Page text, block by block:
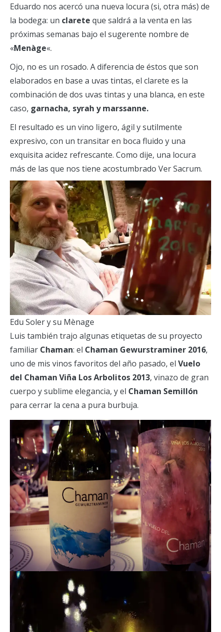
Eduardo nos acercó una nueva locura (si, otra más) de
la bodega: un clarete que saldrá a la venta en las
próximas semanas bajo el sugerente nombre de
«Menàge«.
Ojo, no es un rosado. A diferencia de éstos que son
elaborados en base a uvas tintas, el clarete es la
combinación de dos uvas tintas y una blanca, en este
caso, garnacha, syrah y marssanne.
El resultado es un vino ligero, ágil y sutilmente
expresivo, con un transitar en boca fluido y una
exquisita acidez refrescante. Como dije, una locura
más de las que nos tiene acostumbrado Ver Sacrum.
Edu Soler y su Mènage
Luis también trajo algunas etiquetas de su proyecto
familiar Chaman: el Chaman Gewurstraminer 2016,
uno de mis vinos favoritos del año pasado, el Vuelo
del Chaman Viña Los Arbolitos 2013, vinazo de gran
cuerpo y sublime elegancia, y el Chaman Semillón
para cerrar la cena a pura burbuja.